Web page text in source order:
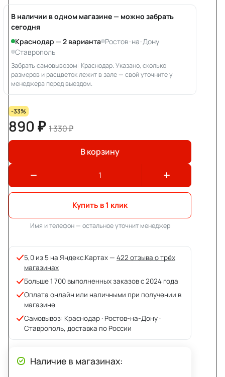
В наличии в одном магазине — можно забрать
сегодня
Краснодар — 2 варианта Ростов-на-Дону
Ставрополь
Забрать самовывозом: Краснодар. Указано, сколько
размеров и расцветок лежит в зале — свой уточните у
менеджера перед выездом.
-33%
890 ₽ 1 330 ₽
В корзину
Купить в 1 клик
Имя и телефон — остальное уточнит менеджер
5,0 из 5 на Яндекс.Картах — 422 отзыва о трёх
магазинах
Больше 1 700 выполненных заказов с 2024 года
Оплата онлайн или наличными при получении в
магазине
Самовывоз: Краснодар · Ростов-на-Дону ·
Ставрополь, доставка по России
Наличие в магазинах: